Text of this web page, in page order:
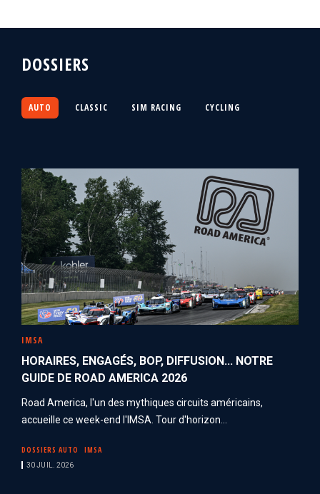
DOSSIERS
AUTO CLASSIC SIM RACING CYCLING
IMSA
HORAIRES, ENGAGÉS, BOP, DIFFUSION... NOTRE
GUIDE DE ROAD AMERICA 2026
Road America, l'un des mythiques circuits américains,
accueille ce week-end l'IMSA. Tour d'horizon...
DOSSIERS AUTO IMSA
30 JUIL. 2026